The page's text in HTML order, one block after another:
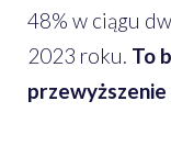
48% w ciągu
2023 roku. To